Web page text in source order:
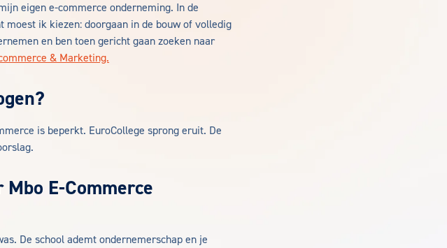
eigen e-commerce onderneming. In de
ik kiezen: doorgaan in de bouw of volledig
en ben toen gericht gaan zoeken naar
& Marketing.
is beperkt. EuroCollege sprong eruit. De
E-Commerce
De school ademt ondernemerschap en je